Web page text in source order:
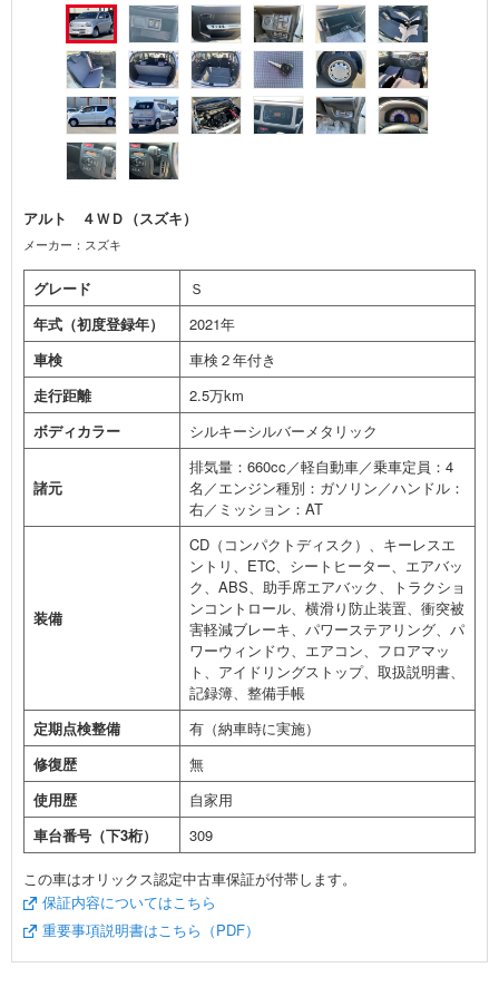
アルト ４ＷＤ（スズキ）
メーカー：スズキ
グレード
Ｓ
年式（初度登録年）
2021年
車検
車検２年付き
走行距離
2.5万km
ボディカラー
シルキーシルバーメタリック
諸元
排気量：660cc／軽自動車／乗車定員：4
名／エンジン種別：ガソリン／ハンドル：
右／ミッション：AT
装備
CD（コンパクトディスク）、キーレスエ
ントリ、ETC、シートヒーター、エアバッ
ク、ABS、助手席エアバック、トラクショ
ンコントロール、横滑り防止装置、衝突被
害軽減ブレーキ、パワーステアリング、パ
ワーウィンドウ、エアコン、フロアマッ
ト、アイドリングストップ、取扱説明書、
記録簿、整備手帳
定期点検整備
有（納車時に実施）
修復歴
無
使用歴
自家用
車台番号（下3桁）
309
この車はオリックス認定中古車保証が付帯します。
保証内容についてはこちら
重要事項説明書はこちら（PDF）